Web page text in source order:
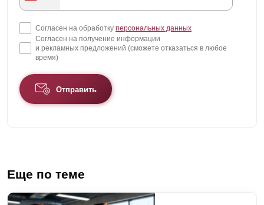
Согласен на обработку персональных данных
Согласен на получение информации
и рекламных предложений (сможете отказаться в любое
время)
Отправить
Еще по теме